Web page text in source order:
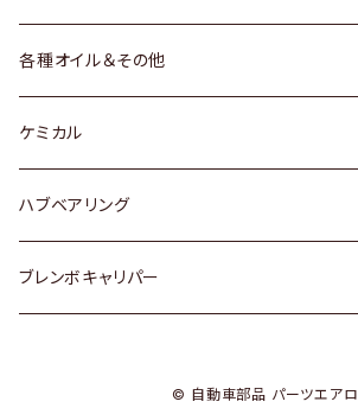
三菱
スバル
マツダ
マツダ
スバル
ホンダ
スズキ
日産
ダイハツ
各種オイル＆その他
ディーデル洗浄添加剤
ケミカル
ハブベアリング
トヨタ
ブレンボキャリパー
© 自動車部品 パーツエアロ